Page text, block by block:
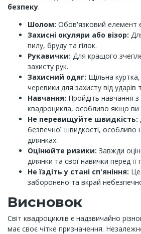
безпеку.
Шолом: Обов'язковий елемент
Захисні окуляри або візор:
пилу, бруду та гілок.
Рукавички: Для кращого
захисту рук.
Захисний одяг: Щільна
черевики для захисту від ударів
Навчання: Пройдіть навчання
квадроцикла, особливо якщо ви
Не перевищуйте швидкість:
безпечної швидкості, особливо
ділянках.
Оцінюйте ризики: Завжди
ділянки та свої навички перед
Не їздіть у стані сп'яніння:
заборонено та вкрай
Висновок
Світ квадроциклів є надзвичайно
має своє чітке призначення.